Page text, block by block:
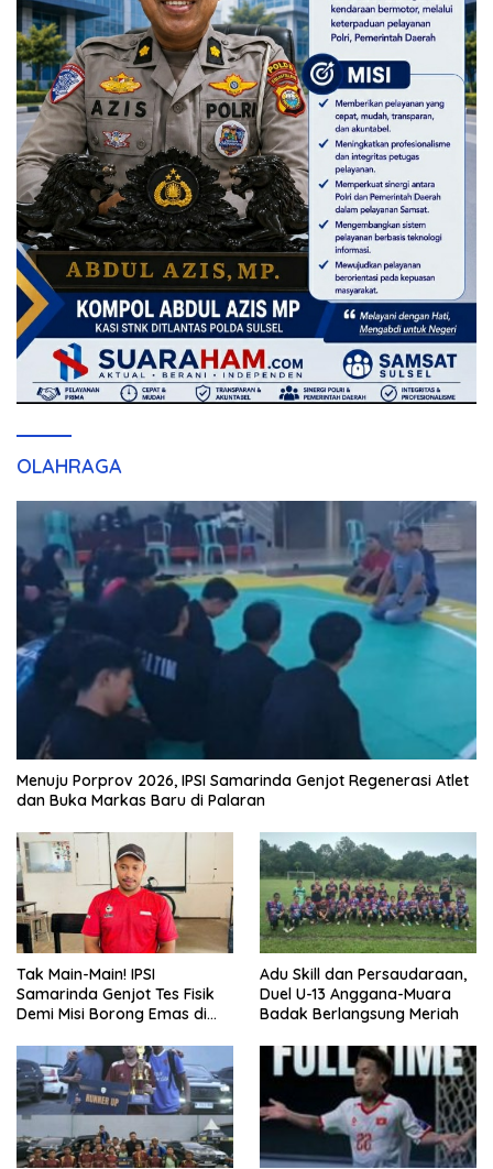
OLAHRAGA
Menuju Porprov 2026, IPSI Samarinda Genjot Regenerasi Atlet
dan Buka Markas Baru di Palaran
Tak Main-Main! IPSI
Samarinda Genjot Tes Fisik
Demi Misi Borong Emas di
Adu Skill dan Persaudaraan,
Duel U-13 Anggana-Muara
Badak Berlangsung Meriah